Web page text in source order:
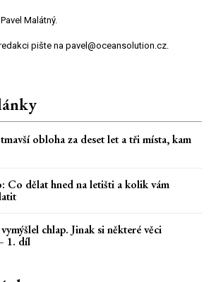
Malátný.
pište na pavel@oceansolution.cz.
obloha za deset let a tři místa, kam
Co dělat hned na letišti a kolik vám
chlap. Jinak si některé věci
1. díl